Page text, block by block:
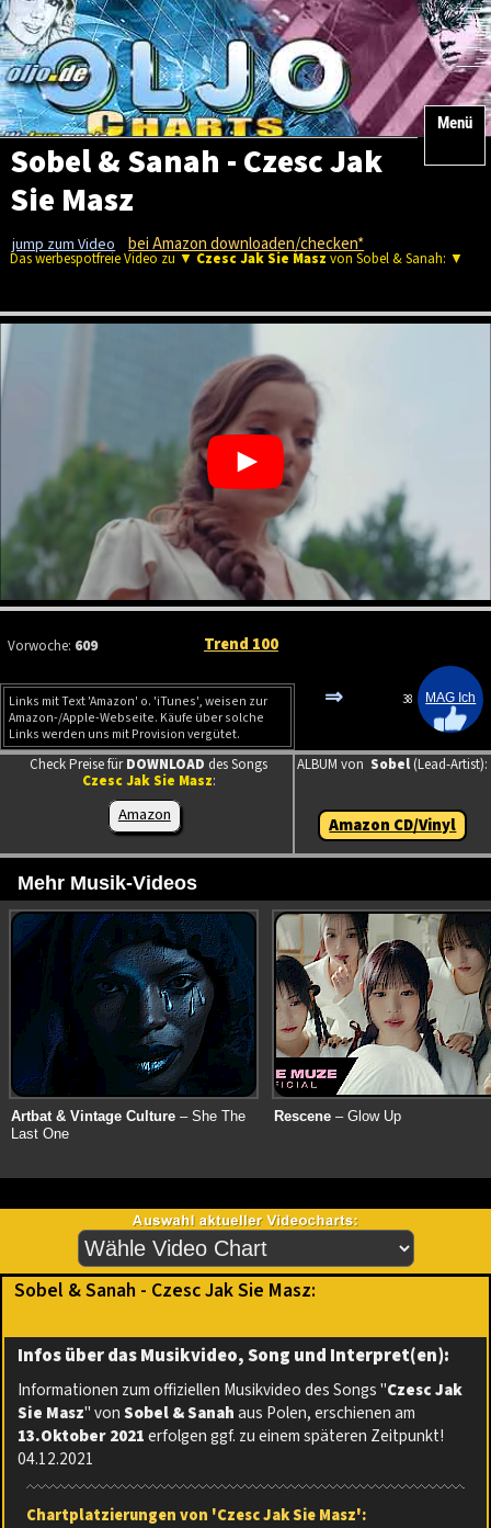
Menü
Sobel & Sanah - Czesc Jak
Sie Masz
jump zum Video bei Amazon downloaden/checken*
Das werbespotfreie Video zu ▼ Czesc Jak Sie Masz von Sobel & Sanah: ▼
Vorwoche: 609 Trend 100
Links mit Text 'Amazon' o. 'iTunes', weisen zur
Amazon-/Apple-Webseite. Käufe über solche
Links werden uns mit Provision vergütet.
⇒ 38
Check Preise fürDOWNLOAD des Songs
Czesc Jak Sie Masz:
Amazon
ALBUM von Sobel (Lead-Artist):
Amazon CD/Vinyl
Mehr Musik-Videos
Artbat & Vintage Culture – She The
Last One
Rescene – Glow Up
Sobel & Sanah - Czesc Jak Sie Masz:
Infos über das Musikvideo, Song und Interpret(en):
Informationen zum offiziellen Musikvideo des Songs "Czesc Jak
Sie Masz" vonSobel & Sanahaus Polen, erschienen am
13.Oktober 2021erfolgen ggf. zu einem späteren Zeitpunkt!
04.12.2021
Chartplatzierungen von 'Czesc Jak Sie Masz':